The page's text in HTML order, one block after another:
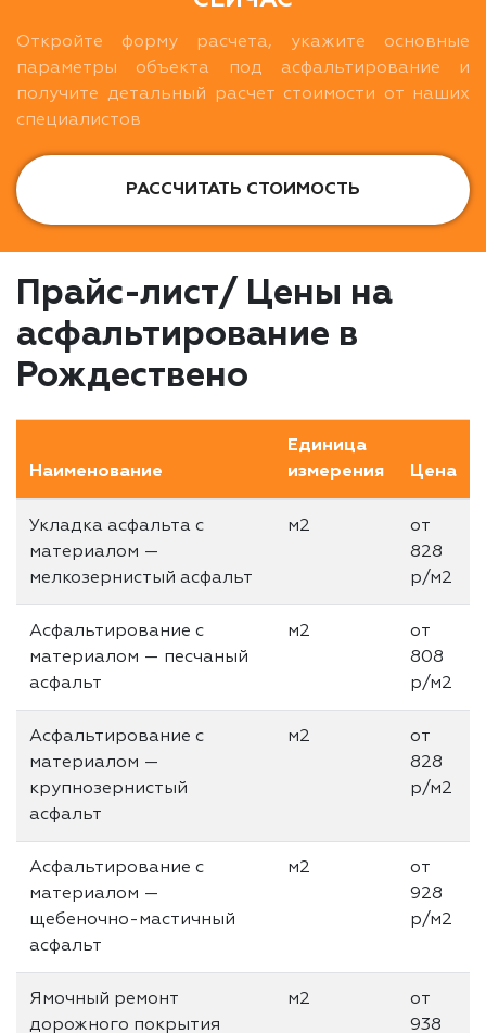
Откройте форму расчета, укажите основные
параметры объекта под асфальтирование и
получите детальный расчет стоимости от наших
специалистов
РАССЧИТАТЬ СТОИМОСТЬ
Прайс-лист/ Цены на
асфальтирование в
Рождествено
Наименование
Единица
измерения
Цена
Укладка асфальта с
материалом —
мелкозернистый асфальт
м2
от
828
р/м2
Асфальтирование с
материалом — песчаный
асфальт
м2
от
808
р/м2
Асфальтирование с
материалом —
крупнозернистый
асфальт
м2
от
828
р/м2
Асфальтирование с
материалом —
щебеночно-мастичный
асфальт
м2
от
928
р/м2
Ямочный ремонт
дорожного покрытия
м2
от
938